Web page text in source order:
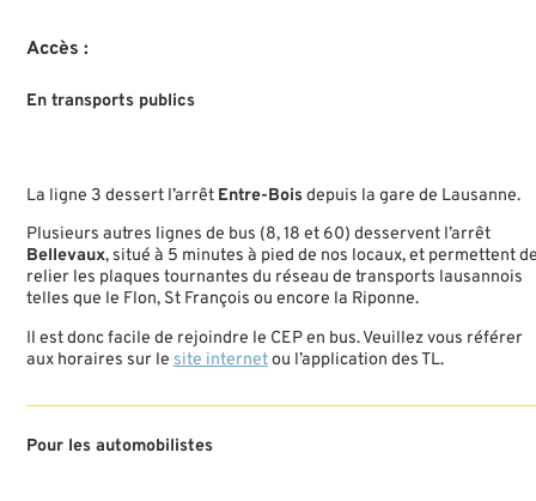
Accès :
En transports publics
La ligne 3 dessert l’arrêt Entre-Boisdepuis la gare de Lausanne.
Plusieurs autres lignes de bus (8, 18 et 60) desservent l’arrêt
Bellevaux, situé à 5 minutes à pied de nos locaux, et permettent
relier les plaques tournantes du réseau de transports lausannois
telles que le Flon, St François ou encore la Riponne.
Il est donc facile de rejoindre le CEP en bus. Veuillez vous référer
aux horaires sur le site internetou l’application des TL.
Pour les automobilistes